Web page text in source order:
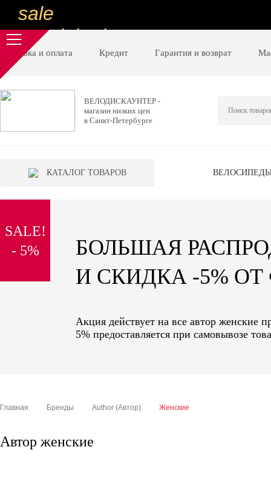
sale
special price
sale
низкие цены
вот дешево
special price
sale
надо брать
sale
Доставка и оплата Кредит Гарантия и возврат
ВЕЛОДИСКАУНТЕР -
магазин низких цен
в Санкт-Петербурге
КАТАЛОГ ТОВАРОВ
SALE!
- 5%
БОЛЬШАЯ
И СКИДКА -5%
Акция действует на все автор женские
5% предоставляется при самовывозе
Главная Бренды Author (Автор) Женские
Автор женские